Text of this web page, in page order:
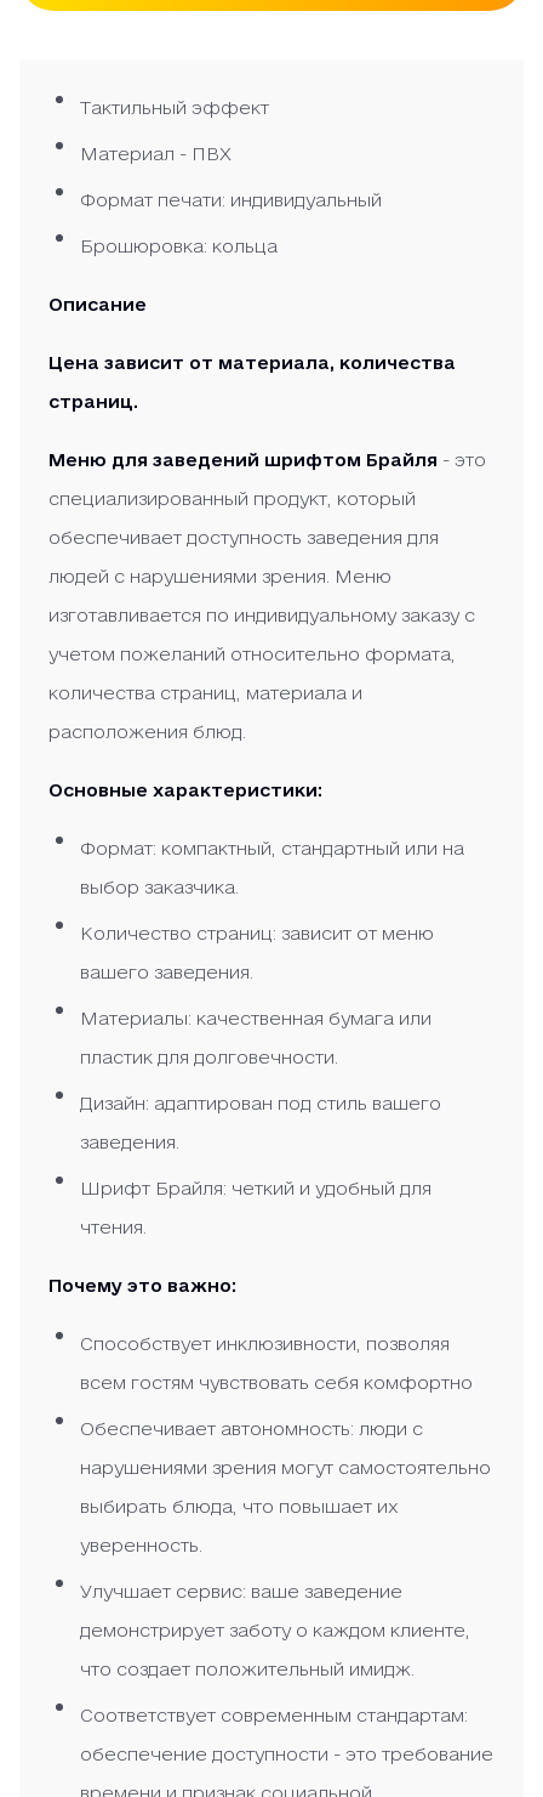
Тактильный эффект
Материал - ПВХ
Формат печати: индивидуальный
Брошюровка: кольца
Описание
Цена зависит от материала, количества
страниц.
Меню для заведений шрифтом Брайля - это
специализированный продукт, который
обеспечивает доступность заведения для
людей с нарушениями зрения. Меню
изготавливается по индивидуальному заказу с
учетом пожеланий относительно формата,
количества страниц, материала и
расположения блюд.
Основные характеристики:
Формат: компактный, стандартный или на
выбор заказчика.
Количество страниц: зависит от меню
вашего заведения.
Материалы: качественная бумага или
пластик для долговечности.
Дизайн: адаптирован под стиль вашего
заведения.
Шрифт Брайля: четкий и удобный для
чтения.
Почему это важно:
Способствует инклюзивности, позволяя
всем гостям чувствовать себя комфортно
Обеспечивает автономность: люди с
нарушениями зрения могут самостоятельно
выбирать блюда, что повышает их
уверенность.
Улучшает сервис: ваше заведение
демонстрирует заботу о каждом клиенте,
что создает положительный имидж.
Соответствует современным стандартам:
обеспечение доступности - это требование
времени и признак социальной